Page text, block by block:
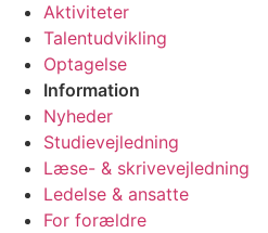
Aktiviteter
Talentudvikling
Optagelse
Information
Nyheder
Studievejledning
Læse- & skrivevejledning
Ledelse & ansatte
For forældre